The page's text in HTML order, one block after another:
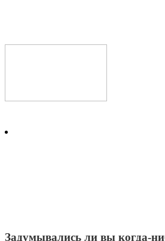
Задумывались ли вы когда-